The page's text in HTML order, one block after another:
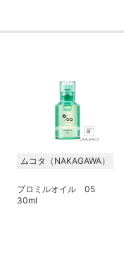
ムコタ（NAKAGAWA）
プロミルオイル 05
30ml